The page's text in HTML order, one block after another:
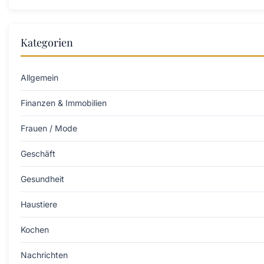
Kategorien
Allgemein
Finanzen & Immobilien
Frauen / Mode
Geschäft
Gesundheit
Haustiere
Kochen
Nachrichten